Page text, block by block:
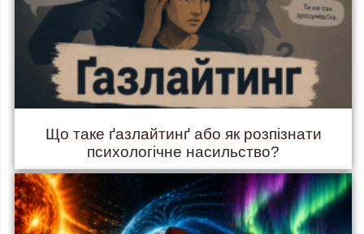
Що таке ґазлайтинґ або як розпізнати
психологічне насильство?